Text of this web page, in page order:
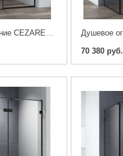
70 380 руб.